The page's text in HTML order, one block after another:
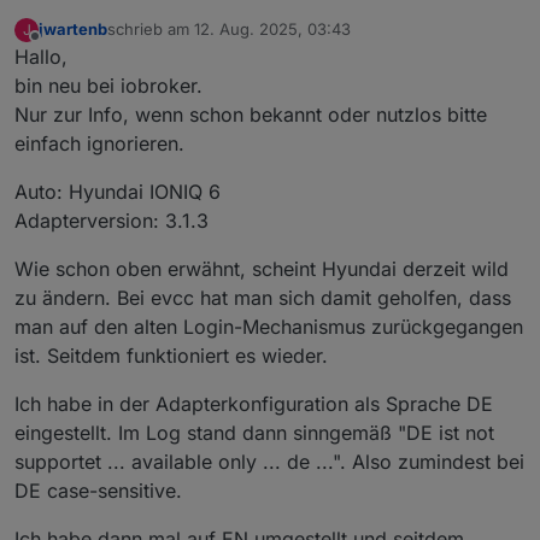
J
Offline
jwartenbschrieb am 12. Aug. 2025, 03:43
zuletzt editiert von
Hallo,
bin neu bei iobroker.
Nur zur Info, wenn schon bekannt oder nutzlos bitte
einfach ignorieren.
Auto: Hyundai IONIQ 6
Adapterversion: 3.1.3
Wie schon oben erwähnt, scheint Hyundai derzeit wild
zu ändern. Bei evcc hat man sich damit geholfen, dass
man auf den alten Login-Mechanismus zurückgegangen
ist. Seitdem funktioniert es wieder.
Ich habe in der Adapterkonfiguration als Sprache DE
eingestellt. Im Log stand dann sinngemäß "DE ist not
supportet ... available only ... de ...". Also zumindest bei
DE case-sensitive.